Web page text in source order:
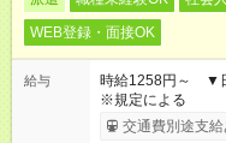
WEB登録・面接OK
給与
時給1258円～ ▼
※規定による
交通費別途支給